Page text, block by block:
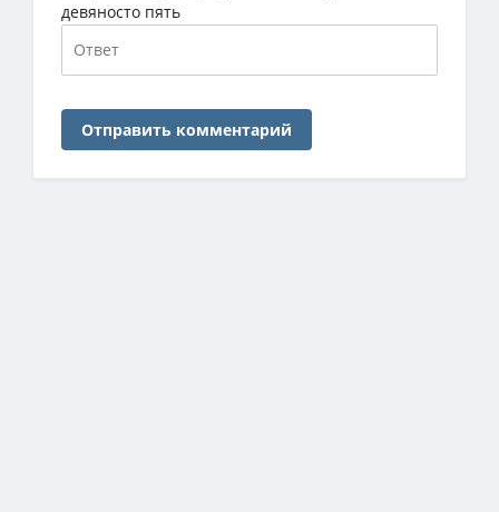
девяносто пять
Отправить комментарий